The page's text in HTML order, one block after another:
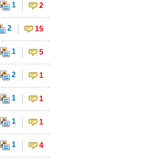
1 2
2 15
1 5
2 1
1 1
1 1
1 4